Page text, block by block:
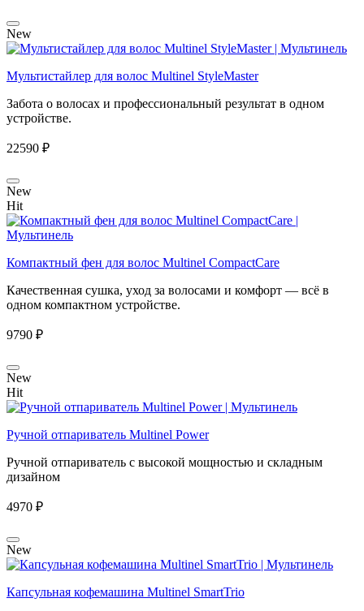
New
Мультистайлер для волос Multinel StyleMaster
Забота о волосах и профессиональный результат в одном
устройстве.
22590 ₽
New
Hit
Компактный фен для волос Multinel CompactCare
Качественная сушка, уход за волосами и комфорт — всё в
одном компактном устройстве.
9790 ₽
New
Hit
Ручной отпариватель Multinel Power
Ручной отпариватель с высокой мощностью и складным
дизайном
4970 ₽
New
Капсульная кофемашина Multinel SmartTrio